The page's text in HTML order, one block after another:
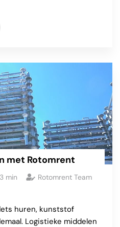
met Rotomrent
3 min
Rotomrent Team
huren, kunststof
Logistieke middelen